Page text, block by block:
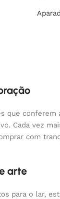
Cada vez
com
arte
para o lar,